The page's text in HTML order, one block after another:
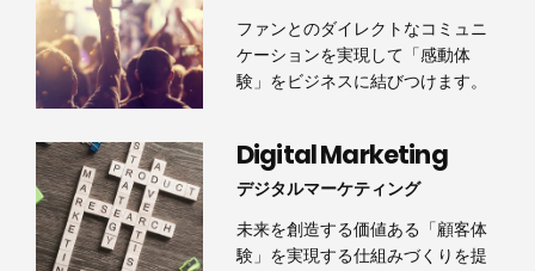
ファンとのダイレクトなコミュニ
ケーションを実現して「感動体
験」をビジネスに結びつけます。
Digital Marketing
デジタルマーケティング
未来を創造する価値ある「顧客体
験」を実現する仕組みづくりを提